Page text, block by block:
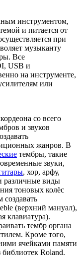
инструментом,
и питается от
при
музыканту
Все
USB и
на инструменте,
или
со всего
и звуков
жанров. В
тембры, такие
звуки,
, хор, арфу,
различные виды
тоновых колёс
создавать
(верхний мануал),
клавиатура).
тембр органа
Кроме того,
ячейками памяти
библиотек Roland.